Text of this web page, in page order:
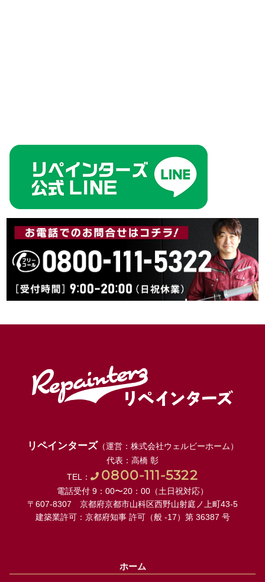
リペインターズ（運営：株式会社ウェルビーホーム）
代表：高橋 彰
TEL：
0800-111-5322
電話受付 9：00〜20：00（土日祝対応）
〒607-8307 京都府京都市山科区西野山射庭ノ上町43-5
建築業許可：京都府知事 許可（般 -17）第 36387 号
ホーム